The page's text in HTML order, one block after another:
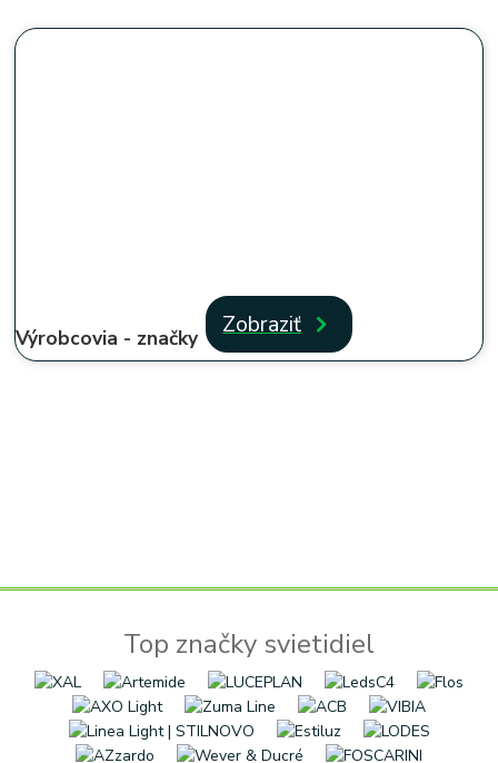
Výrobcovia - značky Zobraziť
Top značky svietidiel